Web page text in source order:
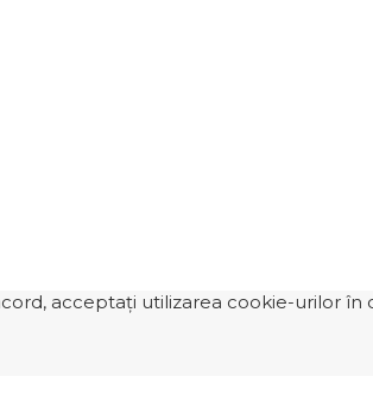
acceptați utilizarea cookie-urilor